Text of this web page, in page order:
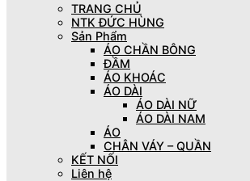
TRANG CHỦ
NTK ĐỨC HÙNG
Sản Phẩm
ÁO CHẦN BÔNG
ĐẦM
ÁO KHOÁC
ÁO DÀI
ÁO DÀI NỮ
ÁO DÀI NAM
ÁO
CHÂN VÁY – QUẦN
KẾT NỐI
Liên hệ